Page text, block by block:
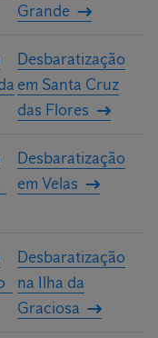
Grande
Desbaratização
em Santa Cruz
das Flores
Desbaratização
em Velas
Desbaratização
na Ilha da
Graciosa